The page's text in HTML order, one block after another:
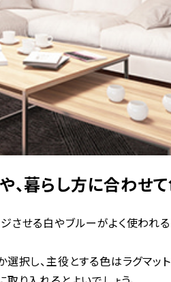
暮らし方に合わせ
せる白やブルーがよく使われる
択し、主役とする色はラグマッ